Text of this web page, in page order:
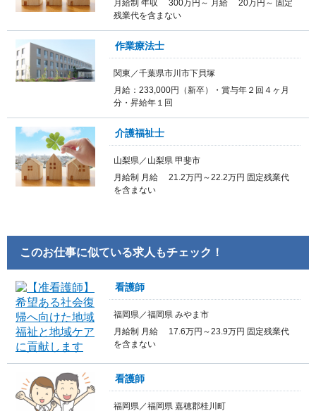
月給制 年収 300万円～ 月給 20万円～ 固定
残業代を含まない
作業療法士
関東／千葉県市川市下貝塚
月給：233,000円（新卒）・賞与年２回４ヶ月
分・昇給年１回
介護福祉士
山梨県／山梨県 甲斐市
月給制 月給 21.2万円～22.2万円 固定残業代
を含まない
このお仕事に似ている求人もチェック！
看護師
福岡県／福岡県 みやま市
月給制 月給 17.6万円～23.9万円 固定残業代
を含まない
看護師
福岡県／福岡県 嘉穂郡桂川町